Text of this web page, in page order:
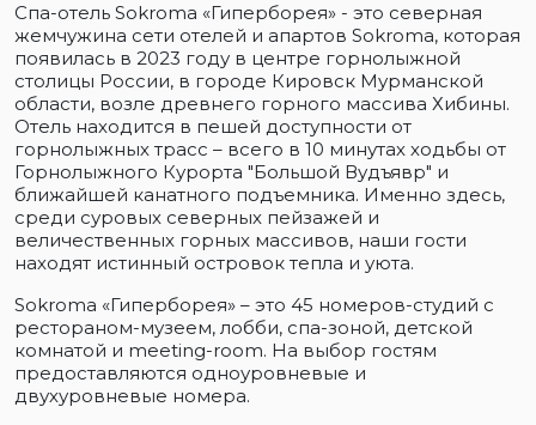
Спа-отель Sokroma «Гиперборея» - это северная
жемчужина сети отелей и апартов Sokroma, которая
появилась в 2023 году в центре горнолыжной
столицы России, в городе Кировск Мурманской
области, возле древнего горного массива Хибины.
Отель находится в пешей доступности от
горнолыжных трасс – всего в 10 минутах ходьбы от
Горнолыжного Курорта "Большой Вудъявр" и
ближайшей канатного подъемника. Именно здесь,
среди суровых северных пейзажей и
величественных горных массивов, наши гости
находят истинный островок тепла и уюта.
Sokroma «Гиперборея» – это 45 номеров-студий с
рестораном-музеем, лобби, спа-зоной, детской
комнатой и meeting-room. На выбор гостям
предоставляются одноуровневые и
двухуровневые номера.